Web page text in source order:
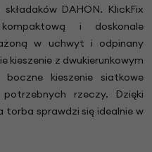
DAHON. KlickFix
i doskonale
w uchwyt i odpinany
kieszenie z dwukierunkowym
boczne kieszenie siatkowe
rzeczy. Dzięki
sprawdzi się idealnie w